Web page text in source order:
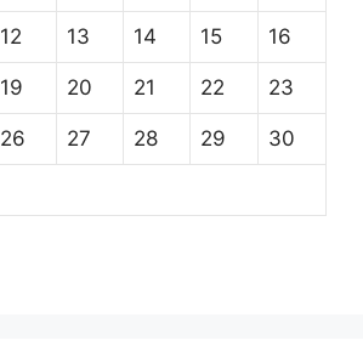
12 13 14 15 16
19 20 21 22 23
26 27 28 29 30